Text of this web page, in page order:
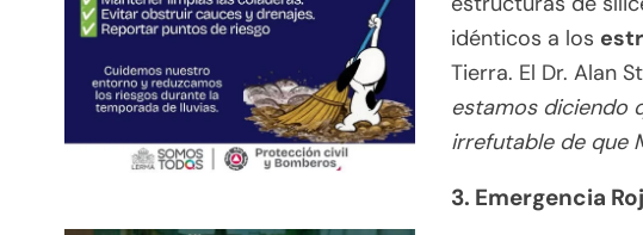
idénticos a los
Tierra. El Dr. Alan
estamos diciendo
irrefutable de que
3. Emergencia